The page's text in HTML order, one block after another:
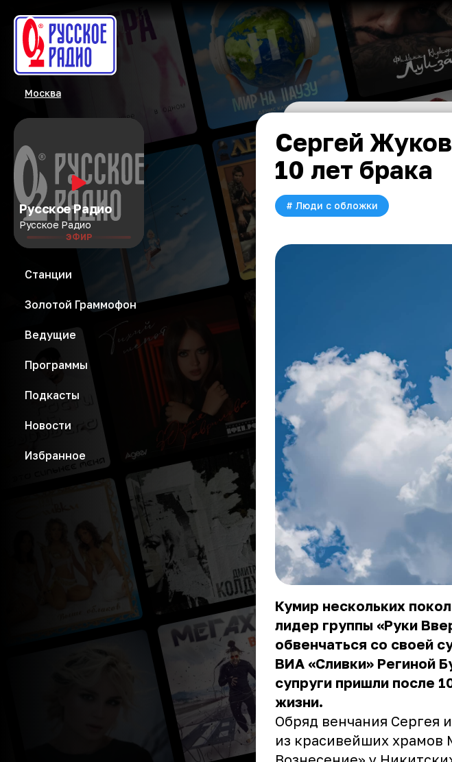
Москва
Русское Радио
Русское Радио
ЭФИР
Станции
Золотой Граммофон
Ведущие
Программы
Подкасты
Новости
Избранное
Сергей
10 лет брака
# Люди с обложки
Кумир нескольких
лидер группы «Руки
обвенчаться со своей
ВИА «Сливки» Региной
супруги пришли после
жизни.
Обряд венчания Сергея
из красивейших храмов